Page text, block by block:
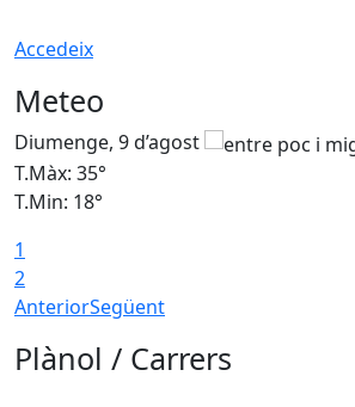
Accedeix
Meteo
Diumenge, 9 d’agost
T.Màx: 35°
T.Min: 18°
1
2
AnteriorSegüent
Plànol / Carrers